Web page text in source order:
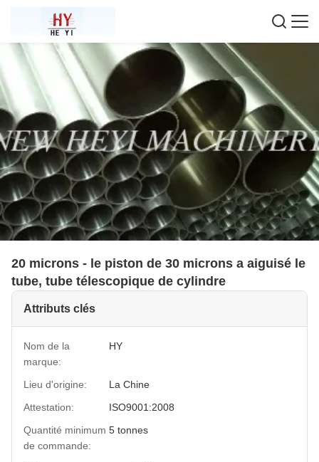
20 microns - le piston de 30 microns a aiguisé le
tube, tube télescopique de cylindre
Attributs clés
Nom de la
marque:
HY
Lieu d'origine:
La Chine
Attestation:
ISO9001:2008
Quantité minimum
de commande:
5 tonnes